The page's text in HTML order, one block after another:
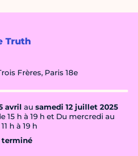
Truth
Frères, Paris 18e
avril au samedi 12 juillet 2025
15 h à 19 h et Du mercredi au
h à 19 h
terminé